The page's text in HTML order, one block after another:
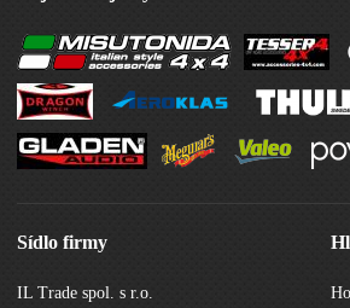
Sídlo firmy
IL Trade spol. s r.o.